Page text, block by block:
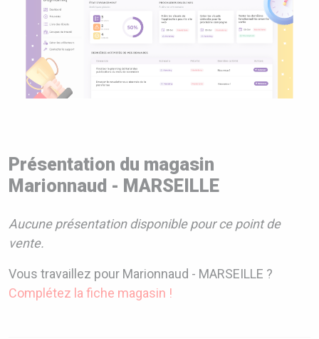
Présentation du magasin
Marionnaud - MARSEILLE
Aucune présentation disponible pour ce point de
vente.
Vous travaillez pour Marionnaud - MARSEILLE ?
Complétez la fiche magasin !